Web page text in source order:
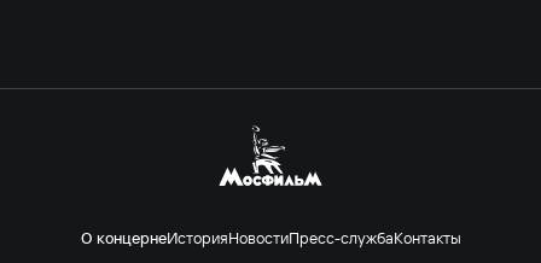
О концернеИсторияНовостиПресс-службаКонтакты